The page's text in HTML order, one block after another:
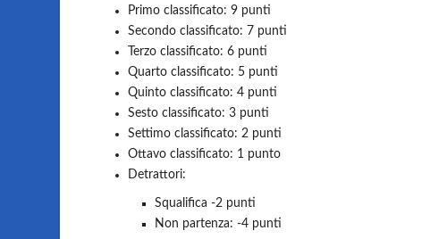
Primo classificato: 9 punti
Secondo classificato: 7 punti
Terzo classificato: 6 punti
Quarto classificato: 5 punti
Quinto classificato: 4 punti
Sesto classificato: 3 punti
Settimo classificato: 2 punti
Ottavo classificato: 1 punto
Detrattori:
Squalifica -2 punti
Non partenza: -4 punti